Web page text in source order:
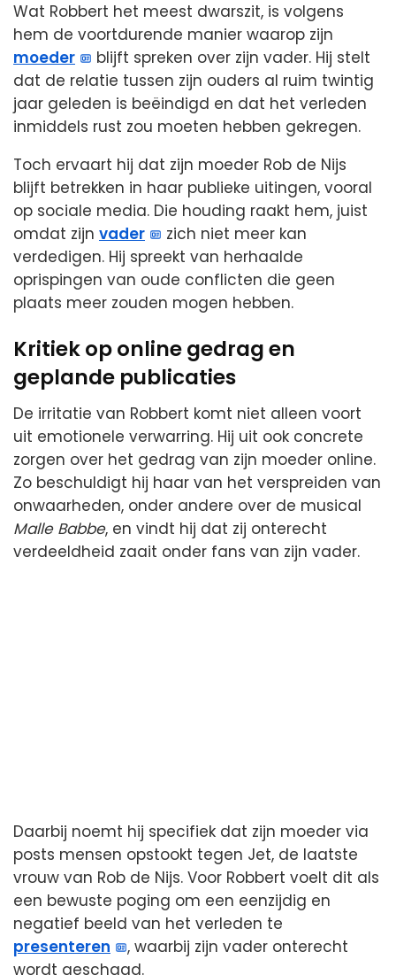
Wat Robbert het meest dwarszit, is volgens
hem de voortdurende manier waarop zijn
moeder
blijft spreken over zijn vader. Hij stelt
dat de relatie tussen zijn ouders al ruim twintig
jaar geleden is beëindigd en dat het verleden
inmiddels rust zou moeten hebben gekregen.
Toch ervaart hij dat zijn moeder Rob de Nijs
blijft betrekken in haar publieke uitingen, vooral
op sociale media. Die houding raakt hem, juist
omdat zijn vader
zich niet meer kan
verdedigen. Hij spreekt van herhaalde
oprispingen van oude conflicten die geen
plaats meer zouden mogen hebben.
Kritiek op online gedrag en
geplande publicaties
De irritatie van Robbert komt niet alleen voort
uit emotionele verwarring. Hij uit ook concrete
zorgen over het gedrag van zijn moeder online.
Zo beschuldigt hij haar van het verspreiden van
onwaarheden, onder andere over de musical
Malle Babbe, en vindt hij dat zij onterecht
verdeeldheid zaait onder fans van zijn vader.
Daarbij noemt hij specifiek dat zijn moeder via
posts mensen opstookt tegen Jet, de laatste
vrouw van Rob de Nijs. Voor Robbert voelt dit als
een bewuste poging om een eenzijdig en
negatief beeld van het verleden te
presenteren
, waarbij zijn vader onterecht
wordt geschaad.